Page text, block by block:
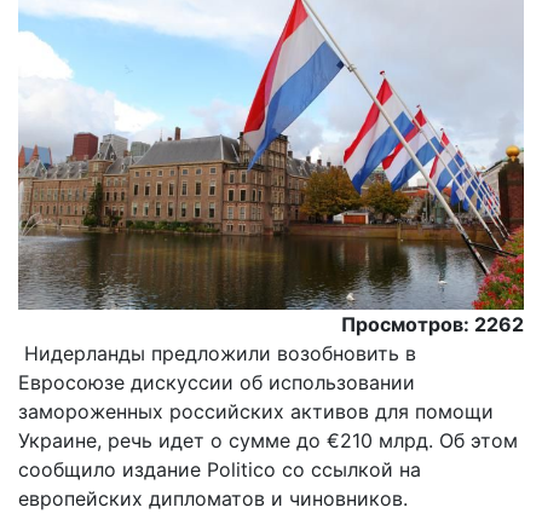
Просмотров: 2262
Нидерланды предложили возобновить в
Евросоюзе дискуссии об использовании
замороженных российских активов для помощи
Украине, речь идет о сумме до €210 млрд. Об этом
сообщило издание Politico со ссылкой на
европейских дипломатов и чиновников.